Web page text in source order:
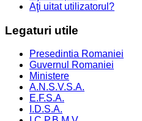
Aţi uitat utilizatorul?
Legaturi utile
Presedintia Romaniei
Guvernul Romaniei
Ministere
A.N.S.V.S.A.
E.F.S.A.
I.D.S.A.